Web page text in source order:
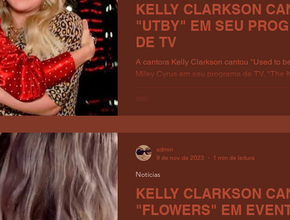
KELLY CLARKSON
"UTBY" EM SEU
DE TV
A cantora Kelly Clarkson cantou "Used to
Miley Cyrus em seu programa de TV, "The
KELLY CLARKSON
"FLOWERS" EM
Notícias
admin
9 de nov. de 2023
1 min de leitura